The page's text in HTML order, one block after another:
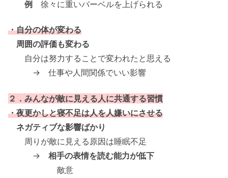
例 徐々に重いバーベルを上げられる
・自分の体が変わる
周囲の評価も変わる
自分は努力することで変われたと思える
→ 仕事や人間関係でいい影響
２．みんなが敵に見える人に共通する習慣
・夜更かしと寝不足は人を人嫌いにさせる
ネガティブな影響ばかり
周りが敵に見える原因は睡眠不足
→ 相手の表情を読む能力が低下
敵意